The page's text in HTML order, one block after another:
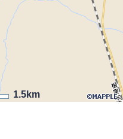
1.5km